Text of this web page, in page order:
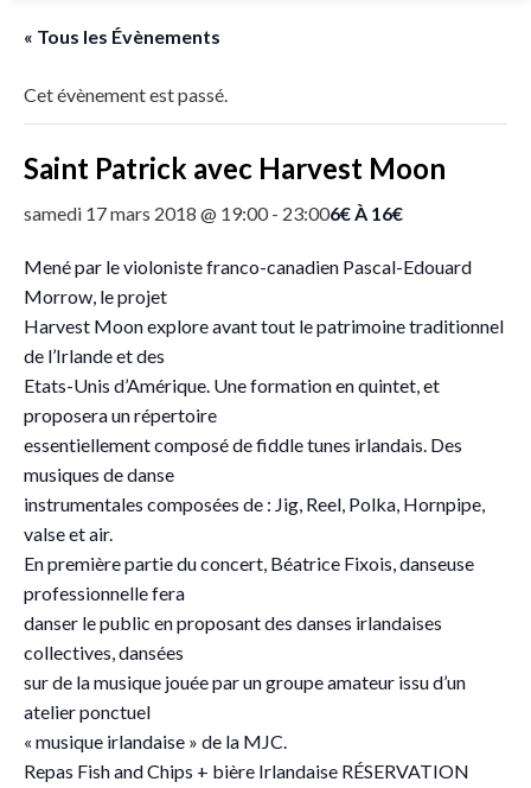
« Tous les Évènements
Cet évènement est passé.
Saint Patrick avec Harvest Moon
samedi 17 mars 2018 @ 19:00- 23:006€ À 16€
Mené par le violoniste franco-canadien Pascal-Edouard
Morrow, le projet
Harvest Moon explore avant tout le patrimoine traditionnel
de l’Irlande et des
Etats-Unis d’Amérique. Une formation en quintet, et
proposera un répertoire
essentiellement composé de fiddle tunes irlandais. Des
musiques de danse
instrumentales composées de : Jig, Reel, Polka, Hornpipe,
valse et air.
En première partie du concert, Béatrice Fixois, danseuse
professionnelle fera
danser le public en proposant des danses irlandaises
collectives, dansées
sur de la musique jouée par un groupe amateur issu d’un
atelier ponctuel
« musique irlandaise » de la MJC.
Repas Fish and Chips + bière Irlandaise RÉSERVATION